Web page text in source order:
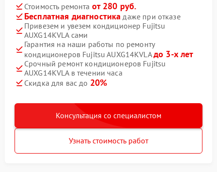
Стоимость ремонта от 280 руб.
Бесплатная диагностика даже при отказе
Привезем и увезем кондиционер Fujitsu
AUXG14KVLA сами
Гарантия на наши работы по ремонту
кондиционеров Fujitsu AUXG14KVLAдо 3-х лет
Срочный ремонт кондиционеров Fujitsu
AUXG14KVLA в течении часа
Скидка для вас до 20%
Консультация со специалистом
Узнать стоимость работ